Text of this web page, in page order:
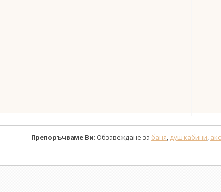
Препоръчваме Ви: Обзавеждане за баня, душ кабини,